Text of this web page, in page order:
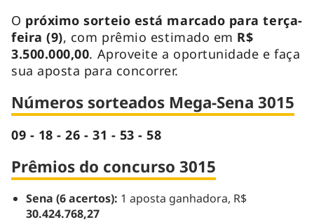
O próximo sorteio está marcado para terça-
feira (9), com prêmio estimado em R$
3.500.000,00. Aproveite a oportunidade e faça
sua aposta para concorrer.
Números sorteados Mega-Sena 3015
09 - 18 - 26 - 31 - 53 - 58
Prêmios do concurso 3015
Sena (6 acertos): 1 aposta ganhadora, R$
30.424.768,27